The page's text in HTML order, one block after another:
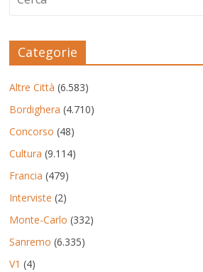
Categorie
Altre Città (6.583)
Bordighera (4.710)
Concorso (48)
Cultura (9.114)
Francia (479)
Interviste (2)
Monte-Carlo (332)
Sanremo (6.335)
V1 (4)